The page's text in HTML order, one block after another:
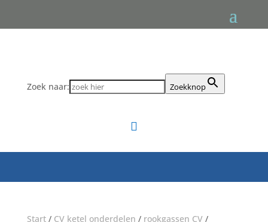
Zoek naar: Zoekknop

Start/ CV ketel onderdelen / rookgassen CV/